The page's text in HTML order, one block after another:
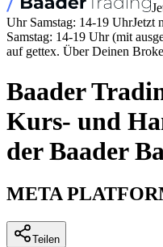
Uhr Samstag: 14-19 UhrJetzt
Samstag: 14-19 Uhr (mit
auf gettex. Über Deinen
Baader
Kurs- und
der Baader
META
Teilen